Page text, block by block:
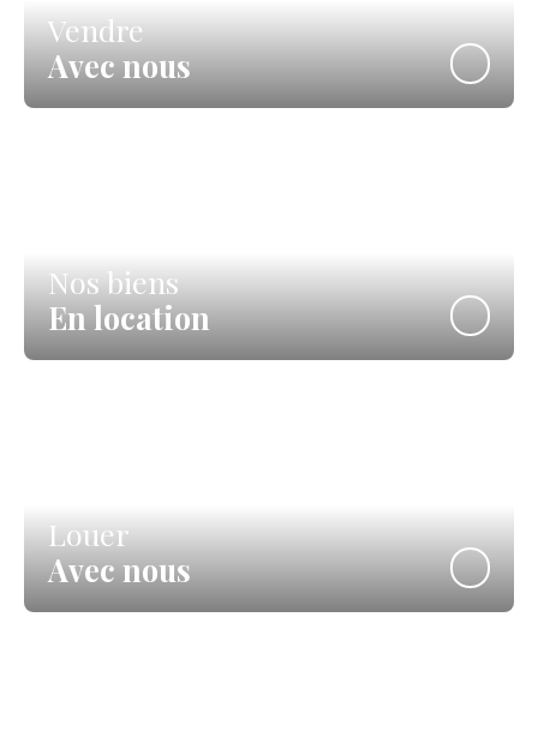
Vendre
Avec nous
Nos biens
En location
Louer
Avec nous